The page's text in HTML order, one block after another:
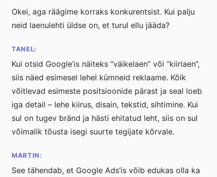
Okei, aga räägime korraks konkurentsist. Kui palju
neid laenulehti üldse on, et turul ellu jääda?
TANEL:
Kui otsid Google’is näiteks “väikelaen” või “kiirlaen”,
siis näed esimesel lehel kümneid reklaame. Kõik
võitlevad esimeste positsioonide pärast ja seal loeb
iga detail – lehe kiirus, disain, tekstid, sihtimine. Kui
sul on tugev bränd ja hästi ehitatud leht, siis on sul
võimalik tõusta isegi suurte tegijate kõrvale.
MARTIN:
See tähendab, et Google Ads’is võib edukas olla ka